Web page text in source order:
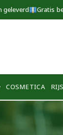
geleverd Gratis
COSMETICA